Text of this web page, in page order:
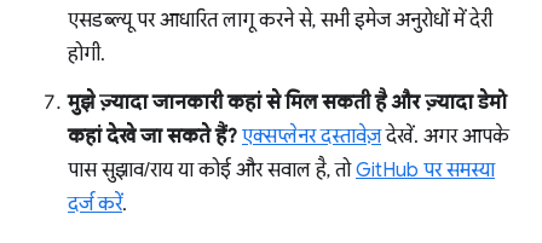
एसडब्ल्यू पर आधारित लागू करने से, सभी इमेज अनुरोधों में देरी
होगी.
मुझे ज़्यादा जानकारी कहां से मिल सकती है और ज़्यादा डेमो
कहां देखे जा सकते हैं? एक्सप्लेनर दस्तावेज़देखें. अगर आपके
पास सुझाव/राय या कोई और सवाल है, तोGitHub पर समस्या
दर्ज करें.